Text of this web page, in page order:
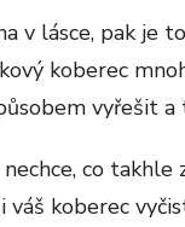
v lásce, pak je
koberec
vyřešit
co
váš koberec